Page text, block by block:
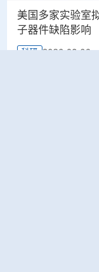
美国多家实验室
子器件缺陷影响
科研 2026-08-06